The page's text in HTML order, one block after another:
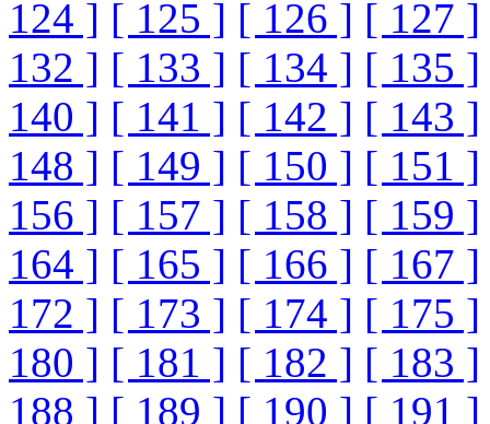
124 ] [ 125 ] [ 126 ] [ 127 ]
132 ] [ 133 ] [ 134 ] [ 135 ]
140 ] [ 141 ] [ 142 ] [ 143 ]
148 ] [ 149 ] [ 150 ] [ 151 ]
156 ] [ 157 ] [ 158 ] [ 159 ]
164 ] [ 165 ] [ 166 ] [ 167 ]
172 ] [ 173 ] [ 174 ] [ 175 ]
180 ] [ 181 ] [ 182 ] [ 183 ]
188 ] [ 189 ] [ 190 ] [ 191 ]